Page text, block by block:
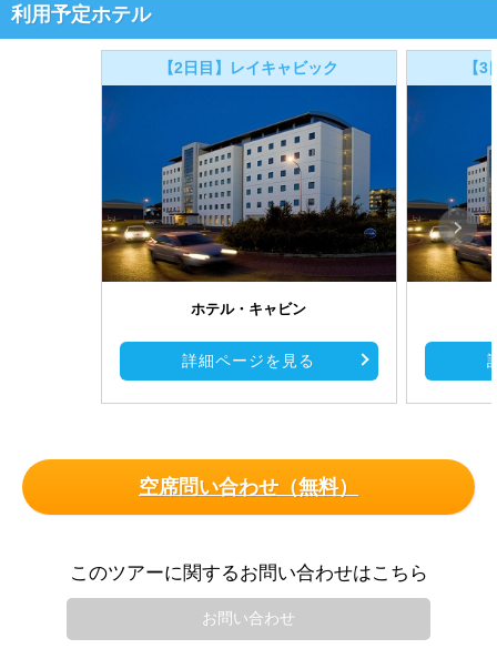
利用予定ホテル
【2日目】レイキャビック
ホテル・キャビン
詳細ページを見る
【
空席問い合わせ（無料）
このツアーに関するお問い合わせはこちら
お問い合わせ